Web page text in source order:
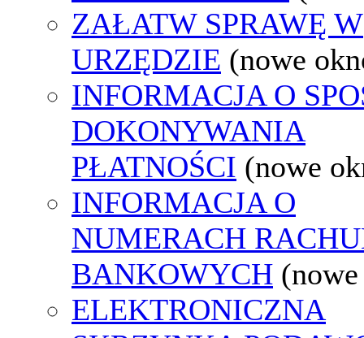
ZAŁATW SPRAWĘ W
URZĘDZIE (nowe
INFORMACJA O
DOKONYWANIA
PŁATNOŚCI (nowe
INFORMACJA O
NUMERACH
BANKOWYCH
ELEKTRONICZNA